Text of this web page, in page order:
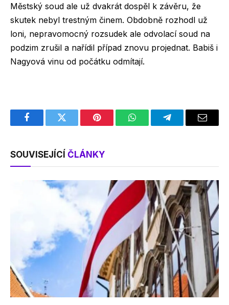
Městský soud ale už dvakrát dospěl k závěru, že
skutek nebyl trestným činem. Obdobně rozhodl už
loni, nepravomocný rozsudek ale odvolací soud na
podzim zrušil a nařídil případ znovu projednat. Babiš i
Nagyová vinu od počátku odmítají.
FacebookTwitter Pinterest WhatsAppTelegramEmail
SOUVISEJÍCÍ ČLÁNKY